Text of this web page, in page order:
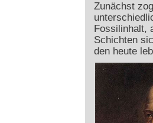
Zunächst
Fossilinhalt,
Schichten
den heute